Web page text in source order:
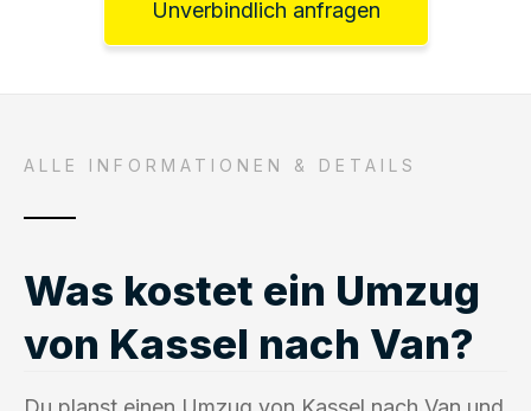
Unverbindlich anfragen
ALLE INFORMATIONEN & DETAILS
Was kostet ein Umzug
von Kassel nach Van?